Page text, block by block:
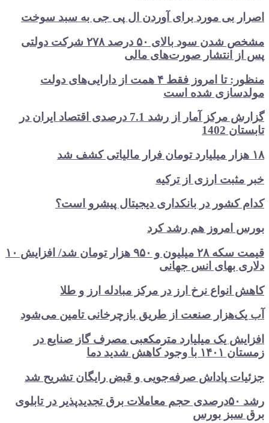
اصرار بی مورد برای آوردن ال پی جی به سبد سوخت
مشخص شدن سود بالای ۵۰ درصد ۲۷۸ شرکت دولتی
پس از انتشار صورت‌های مالی
منظور: تا امروز فقط ۴ همت از دارایی‌های دولت
مولدسازی شده است
گزارش مرکز آمار از رشد 7.1 درصدی اقتصاد ایران در
تابستان 1402
۱۸ هزار میلیارد تومان فرار مالیاتی کشف شد
خبر مثبت ارزی از ترکیه
کدام کشور در بانکداری دیجیتال پیشرو است؟
بورس امروز هم رشد کرد
قیمت سکه ۲۸ میلیون و ۹۵۰ هزار تومان شد/ افزایش ۱۰
دلاری بهای انس جهانی
کاهش انواع نرخ ارز در مرکز مبادله ارز و طلا
آب یک‌هزار صنعت از طریق بازچرخانی تامین می‌شود
افزایش یک میلیارد مترمکعبی مصرف گاز صنایع در
زمستان ۱۴۰۱ با وجود کاهش شدید دما
جزئیات پاداش صرفه‌جویی و قبض رایگان تشریح شد
رشد ۵۰درصدی حجم معاملات برق تجدیدپذیر در تابلوی
برق سبز بورس